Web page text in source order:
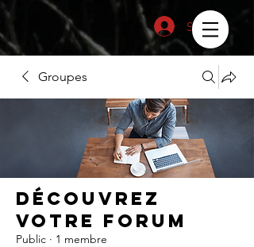
Se connecter
Groupes
Découvrez
votre forum
Public · 1 membre